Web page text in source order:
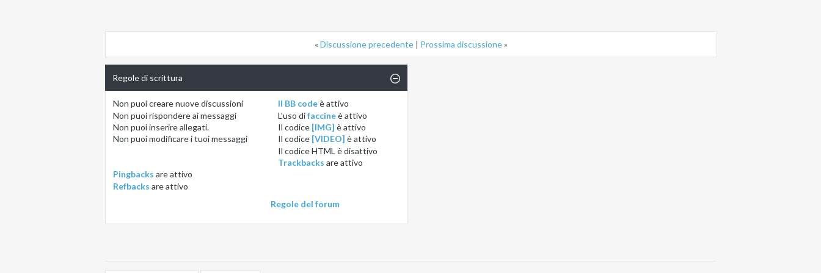
«Discussione precedente | Prossima discussione»
Regole di scrittura
Non puoicreare nuove discussioni
Non puoirispondere ai messaggi
Non puoiinserire allegati.
Non puoimodificare i tuoi messaggi
Il BB codeèattivo
L'uso difaccineèattivo
Il codice [IMG] èattivo
Il codice [VIDEO] èattivo
Il codice HTML èdisattivo
Trackbacks areattivo
Pingbacks areattivo
Refbacks areattivo
Regole del forum